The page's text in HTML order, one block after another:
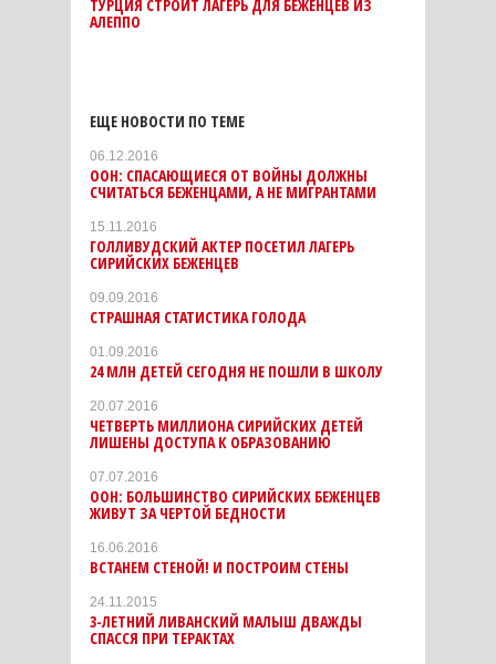
ТУРЦИЯ СТРОИТ ЛАГЕРЬ ДЛЯ БЕЖЕНЦЕВ ИЗ
АЛЕППО
ЕЩЕ НОВОСТИ ПО ТЕМЕ
06.12.2016
ООН: СПАСАЮЩИЕСЯ ОТ ВОЙНЫ ДОЛЖНЫ
СЧИТАТЬСЯ БЕЖЕНЦАМИ, А НЕ МИГРАНТАМИ
15.11.2016
ГОЛЛИВУДСКИЙ АКТЕР ПОСЕТИЛ ЛАГЕРЬ
СИРИЙСКИХ БЕЖЕНЦЕВ
09.09.2016
СТРАШНАЯ СТАТИСТИКА ГОЛОДА
01.09.2016
24 МЛН ДЕТЕЙ СЕГОДНЯ НЕ ПОШЛИ В ШКОЛУ
20.07.2016
ЧЕТВЕРТЬ МИЛЛИОНА СИРИЙСКИХ ДЕТЕЙ
ЛИШЕНЫ ДОСТУПА К ОБРАЗОВАНИЮ
07.07.2016
ООН: БОЛЬШИНСТВО СИРИЙСКИХ БЕЖЕНЦЕВ
ЖИВУТ ЗА ЧЕРТОЙ БЕДНОСТИ
16.06.2016
ВСТАНЕМ СТЕНОЙ! И ПОСТРОИМ СТЕНЫ
24.11.2015
3-ЛЕТНИЙ ЛИВАНСКИЙ МАЛЫШ ДВАЖДЫ
СПАССЯ ПРИ ТЕРАКТАХ